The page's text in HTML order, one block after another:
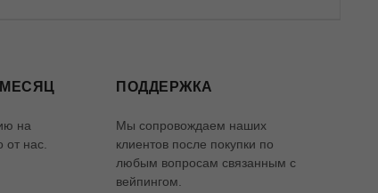
МЕСЯЦ
на
от нас.
ПОДДЕРЖКА
Мы сопровождаем наших
клиентов после покупки по
любым вопросам связанным с
вейпингом.